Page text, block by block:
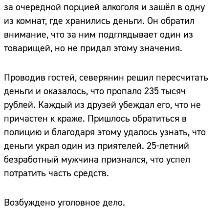
за очередной порцией алкоголя и зашёл в одну
из комнат, где хранились деньги. Он обратил
внимание, что за ним подглядывает один из
товарищей, но не придал этому значения.
Проводив гостей, северянин решил пересчитать
деньги и оказалось, что пропало 235 тысяч
рублей. Каждый из друзей убеждал его, что не
причастен к краже. Пришлось обратиться в
полицию и благодаря этому удалось узнать, что
деньги украл один из приятелей. 25-летний
безработный мужчина признался, что успел
потратить часть средств.
Возбуждено уголовное дело.